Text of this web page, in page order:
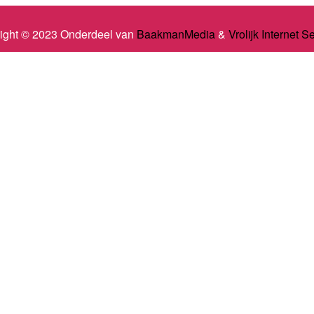
© 2023 Onderdeel van BaakmanMedia& Vrolijk Internet